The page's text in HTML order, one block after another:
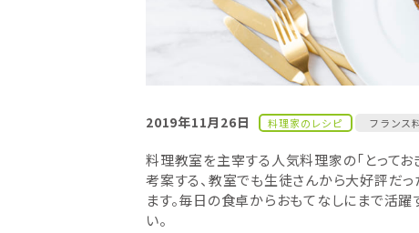
2019年11月26日 料理家のレシピ フランス
料理教室を主宰する人気料理家の「とって
考案する、教室でも生徒さんから大好評だ
ます。毎日の食卓からおもてなしにまで活
い。